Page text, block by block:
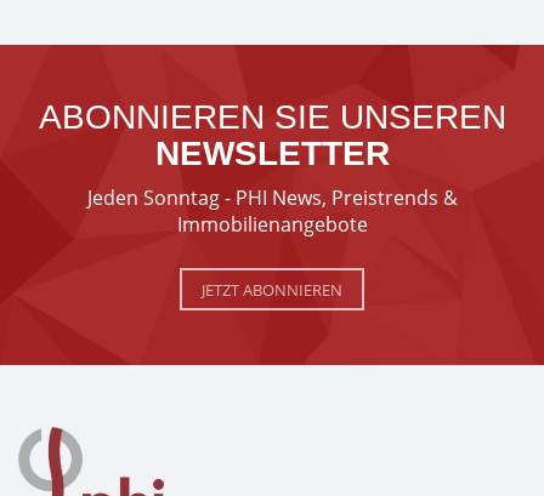
ABONNIEREN SIE UNSEREN
NEWSLETTER
Jeden Sonntag - PHI News, Preistrends &
Immobilienangebote
JETZT ABONNIEREN